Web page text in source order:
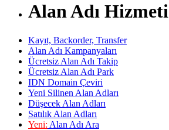
Alan Adı Hizmeti
Kayıt, Backorder, Transfer
Alan Adı Kampanyaları
Ücretsiz Alan Adı Takip
Ücretsiz Alan Adı Park
IDN Domain Çeviri
Yeni Silinen Alan Adları
Düşecek Alan Adları
Satılık Alan Adları
Yeni: Alan Adı Ara